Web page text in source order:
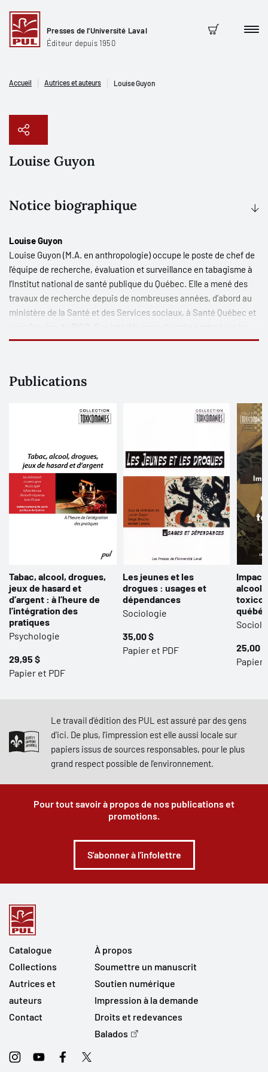
Presses de l'Université Laval
Éditeur depuis 1950
Panier
Accueil Autrices et auteurs Louise Guyon
Louise Guyon
Notice biographique
Louise Guyon
Louise Guyon (M.A. en anthropologie) occupe le poste de chef de
l’équipe de recherche, évaluation et surveillance en tabagisme à
l’Institut national de santé publique du Québec. Elle a mené des
travaux de recherche depuis de nombreuses années, d’abord au
ministère de la Santé et des Services sociaux, à Santé Québec et
liens entre la santé et l’environnement, particulièrement dans les
Publications
Tabac, alcool, drogues,
jeux de hasard et
d’argent : à l’heure de
l’intégration des
pratiques
Psychologie
29,95 $
Papier et PDF
Les jeunes et les
drogues : usages et
dépendances
Sociologie
35,00 $
Papier et PDF
25,00 $
Papier
Le travail d'édition des PUL est assuré par des gens
d'ici. De plus, l'impression est elle aussi locale sur
papiers issus de sources responsables, pour le plus
grand respect possible de l'environnement.
Pour tout savoir à propos de nos publications et
promotions.
S'abonner à l'infolettre
Catalogue
Collections
Autrices et
auteurs
Contact
À propos
Soumettre un manuscrit
Soutien numérique
Impression à la demande
Droits et redevances
Balados
InstagramYoutubeFacebookTwitter